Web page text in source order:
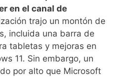
en el canal de
trajo un montón de
incluida una barra de
tabletas y mejoras en
11. Sin embargo, un
por alto que Microsoft